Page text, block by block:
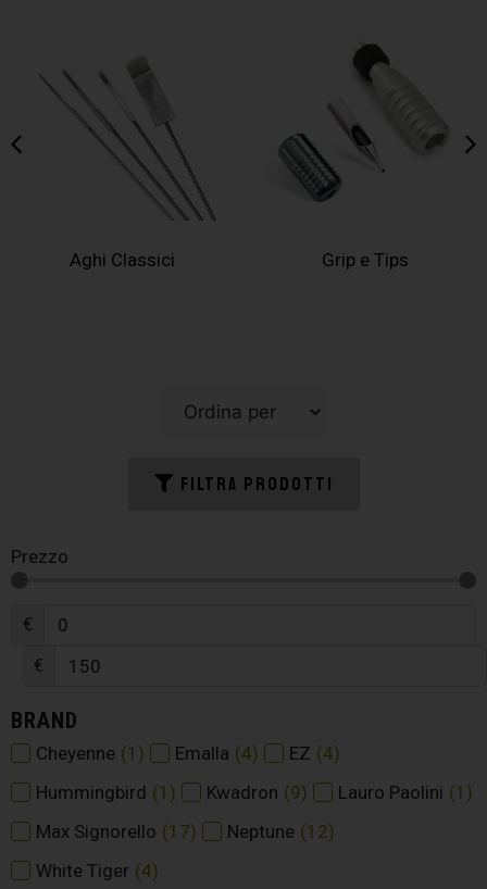
Grip e Tips Tubi Monouso Sterili
FILTRA PRODOTTI
Prezzo
€
€
BRAND
Cheyenne (1 ) Emalla (4) EZ (4)
Hummingbird (1 ) Kwadron (9) Lauro Paolini (1 )
Max Signorello (17) Neptune (12)
White Tiger (4)